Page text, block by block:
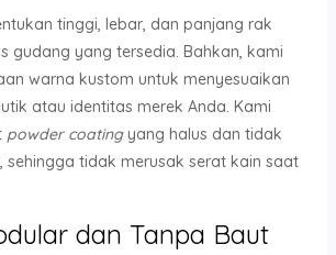
tinggi, lebar, dan panjang rak
gudang yang tersedia. Bahkan, kami
warna kustom untuk menyesuaikan
atau identitas merek Anda. Kami
powder coatingyang halus dan tidak
sehingga tidak merusak serat kain saat
dan Tanpa Baut